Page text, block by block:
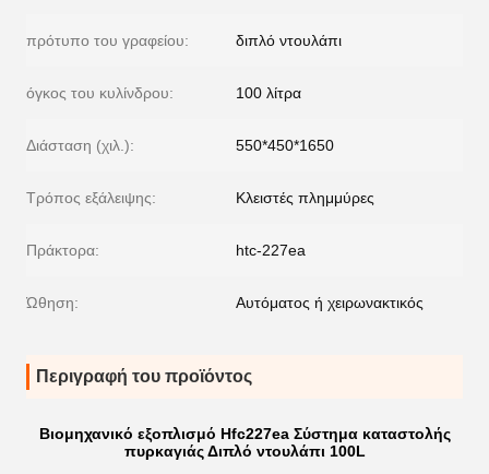
πρότυπο του γραφείου: διπλό ντουλάπι
όγκος του κυλίνδρου: 100 λίτρα
Διάσταση (χιλ.): 550*450*1650
Τρόπος εξάλειψης: Κλειστές πλημμύρες
Πράκτορα: htc-227ea
Ώθηση: Αυτόματος ή χειρωνακτικός
Περιγραφή του προϊόντος
Βιομηχανικό εξοπλισμό Hfc227ea Σύστημα καταστολής
πυρκαγιάς Διπλό ντουλάπι 100L